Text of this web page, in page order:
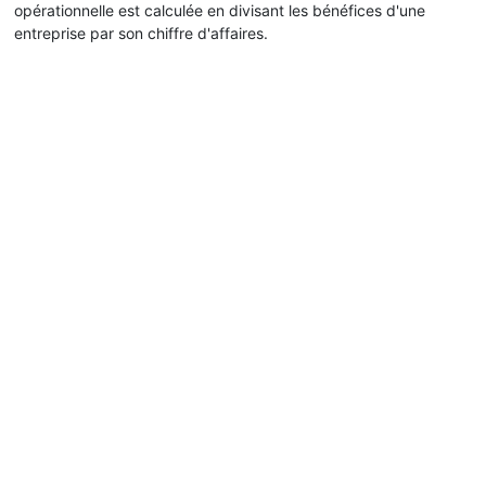
opérationnelle est calculée en divisant les bénéfices d'une
entreprise par son chiffre d'affaires.